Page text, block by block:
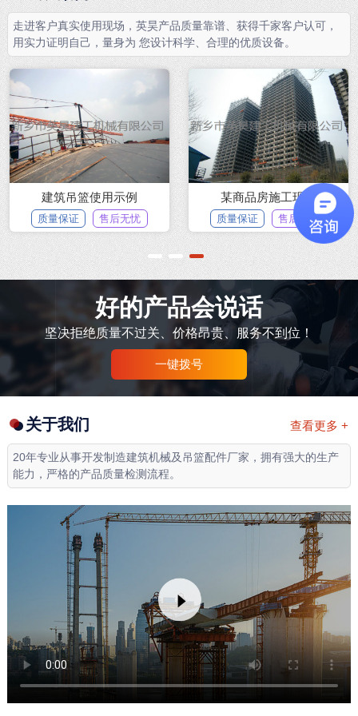
走进客户真实使用现场，英昊产品质量靠谱、获得千家客户认可，
用实力证明自己，量身为 您设计科学、合理的优质设备。
建筑吊篮使用示例
质量保证 售后无忧
某商品房施工现场
质量保证 售后无忧
1 2 3
好的产品会说话
坚决拒绝质量不过关、价格昂贵、服务不到位！
一键拨号
查看更多 +
关于我们
20年专业从事开发制造建筑机械及吊篮配件厂家，拥有强大的生产
能力，严格的产品质量检测流程。